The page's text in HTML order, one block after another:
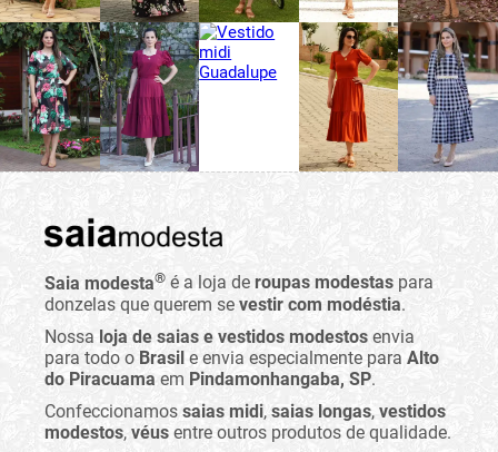
Saia modesta® é a loja de roupas modestas para
donzelas que querem se vestir com modéstia.
Nossa loja de saias e vestidos modestos envia
para todo o Brasil e envia especialmente para Alto
do Piracuama em Pindamonhangaba, SP.
Confeccionamos saias midi, saias longas, vestidos
modestos, véus entre outros produtos de qualidade.